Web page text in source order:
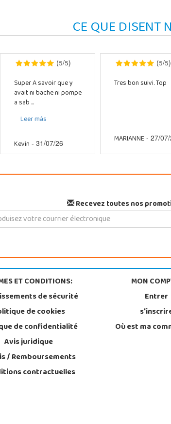
CE QUE DISENT
(5/5)
Super A savoir que y
avait ni bache ni pompe
a sab ...
Leer más
Kevin - 31/07/26
(5/5)
Tres bon suivi. Top
MARIANNE- 27/07/
Recevez toutes nos
ET CONDITIONS:
de sécurité
de cookies
de confidentialité
Avis juridique
/ Remboursements
contractuelles
MON
Entrer
Où est ma